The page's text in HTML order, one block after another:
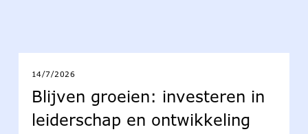
14/7/2026
Blijven groeien: investeren in
leiderschap en ontwikkeling